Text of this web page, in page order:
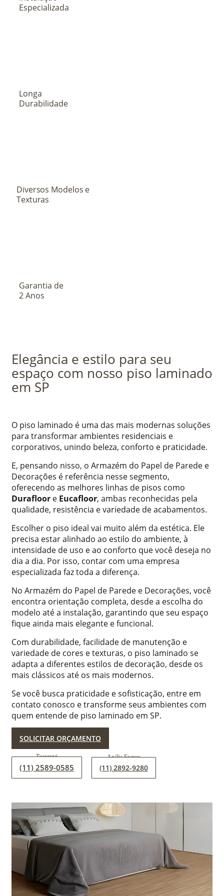
Especializada
Longa
Durabilidade
Diversos Modelos e
Texturas
Garantia de
2 Anos
Elegância e estilo para seu
espaço com nosso piso laminado
em SP
O piso laminado é uma das mais modernas soluções
para transformar ambientes residenciais e
corporativos, unindo beleza, conforto e praticidade.
E, pensando nisso, o Armazém do Papel de Parede e
Decorações é referência nesse segmento,
oferecendo as melhores linhas de pisos como
Durafloor e Eucafloor, ambas reconhecidas pela
qualidade, resistência e variedade de acabamentos.
Escolher o piso ideal vai muito além da estética. Ele
precisa estar alinhado ao estilo do ambiente, à
intensidade de uso e ao conforto que você deseja no
dia a dia. Por isso, contar com uma empresa
especializada faz toda a diferença.
No Armazém do Papel de Parede e Decorações, você
encontra orientação completa, desde a escolha do
modelo até a instalação, garantindo que seu espaço
fique ainda mais elegante e funcional.
Com durabilidade, facilidade de manutenção e
variedade de cores e texturas, o piso laminado se
adapta a diferentes estilos de decoração, desde os
mais clássicos até os mais modernos.
Se você busca praticidade e sofisticação, entre em
contato conosco e transforme seus ambientes com
quem entende de piso laminado em SP.
SOLICITAR ORÇAMENTO
(11) 2589-0585 (11) 2892-9280